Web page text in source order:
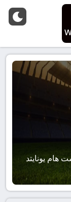
هام يونايتد